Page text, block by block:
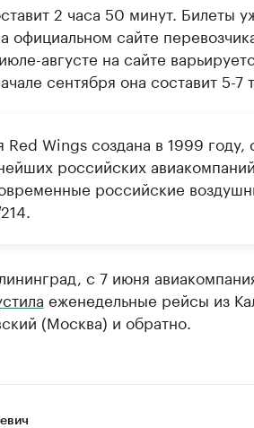
2 часа 50 минут. Билеты
официальном сайте
августе на сайте
сентября она составит 5-7
Red Wings создана в 1999 году,
российских
российские
с 7 июня
еженедельные рейсы из
(Москва) и обратно.